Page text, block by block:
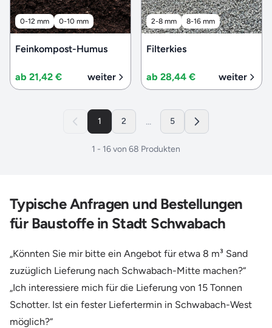
0-12 mm 0-10 mm
Feinkompost-Humus
ab 21,42 € weiter
2-8 mm 8-16 mm
Filterkies
ab 28,44 € weiter
1 2 ... 5
1 - 16von 68 Produkten
Typische Anfragen und Bestellungen
für Baustoffe in Stadt Schwabach
„Könnten Sie mir bitte ein Angebot für etwa 8 m³ Sand
zuzüglich Lieferung nach Schwabach-Mitte machen?“
„Ich interessiere mich für die Lieferung von 15 Tonnen
Schotter. Ist ein fester Liefertermin in Schwabach-West
möglich?“